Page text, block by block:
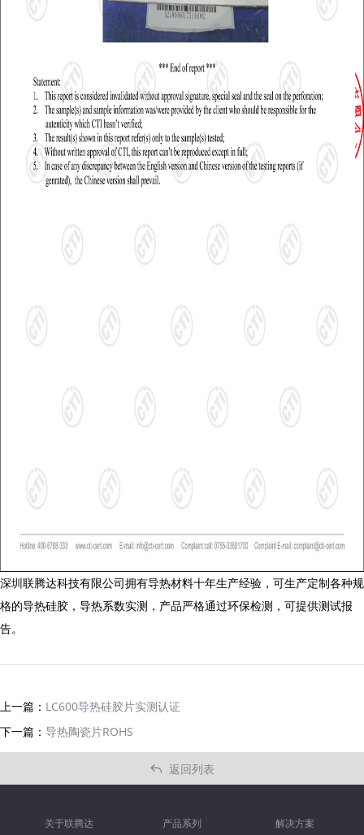
深圳联腾达科技有限公司拥有导热材料十年生产经验，可生产定制各种规
格的导热硅胶，导热系数实测，产品严格通过环保检测，可提供测试报
告。
上一篇： LC600导热硅胶片实测认证
下一篇： 导热陶瓷片ROHS
 返回列表
关于联腾达 产品系列 解决方案